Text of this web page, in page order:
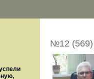
№12 (569)